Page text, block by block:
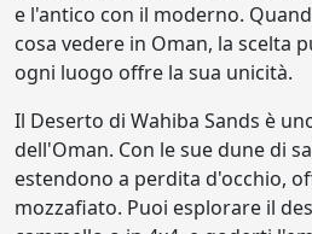
e l'antico con il moderno.
cosa vedere in Oman, la scelta
ogni luogo offre la sua unicità.
Il Deserto di Wahiba Sands è
dell'Oman. Con le sue dune di
estendono a perdita d'occhio,
mozzafiato. Puoi esplorare il